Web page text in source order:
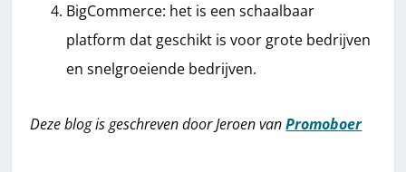
BigCommerce: het is een schaalbaar
platform dat geschikt is voor grote bedrijven
en snelgroeiende bedrijven.
Deze blog is geschreven door Jeroen vanPromoboer